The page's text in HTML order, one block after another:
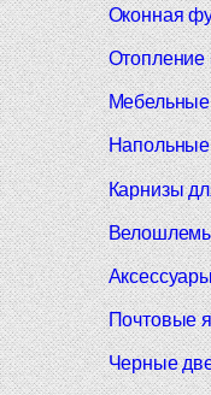
Оконная
Отопление
Мебельные
Напольные
Карнизы
Почтовые
Черные